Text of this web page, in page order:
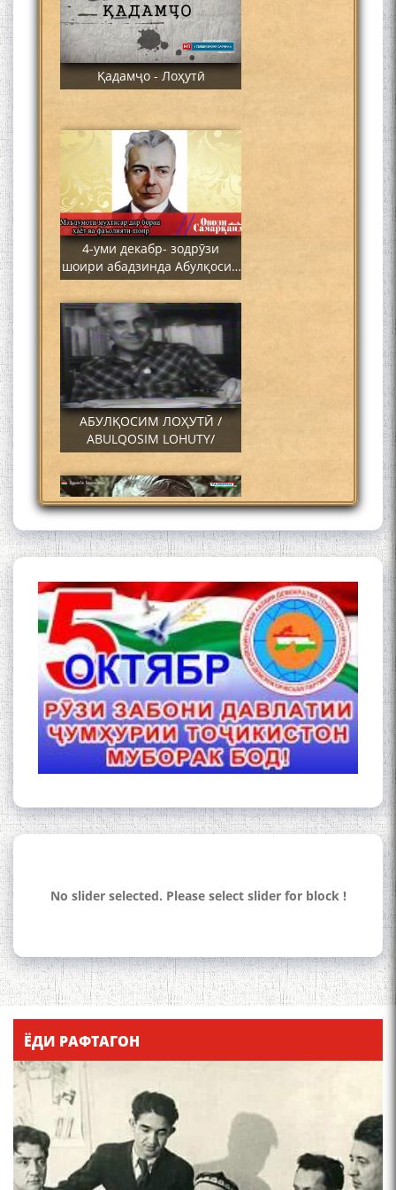
Қадамҷо - Лоҳутӣ
4-уми декабр- зодрӯзи
шоири абадзинда Абулқосим
Лоҳутӣ
АБУЛҚОСИМ ЛОҲУТӢ /
ABULQOSIM LOHUTY/
Что знают в Ташкенте о
Мирзо Турсунзаде, чьим
именем назвали станцию
метро?
Осорхонаи Мирзо
Тоҷикистон Мирзо
Турсунзода / Mirzo
Tursunzoda
ЧЕХРАХОИ АСЛИИ МИРЗО
ТУРСУНЗОДА
No slider selected. Please select slider for block !
ЁДИ РАФТАГОН